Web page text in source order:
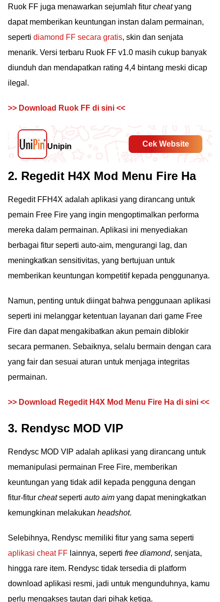
Ruok FF juga menawarkan sejumlah fitur cheatyang
dapat memberikan keuntungan instan dalam permainan,
seperti diamond FF secara gratis, skin dan senjata
menarik. Versi terbaru Ruok FF v1.0 masih cukup banyak
diunduh dan mendapatkan rating 4,4 bintang meski dicap
ilegal.
>> Download Ruok FF di sini <<
Unipin Cek Website
2. Regedit H4X Mod Menu Fire Ha
Regedit FFH4X adalah aplikasi yang dirancang untuk
pemain Free Fire yang ingin mengoptimalkan performa
mereka dalam permainan. Aplikasi ini menyediakan
berbagai fitur seperti auto-aim, mengurangi lag, dan
meningkatkan sensitivitas, yang bertujuan untuk
memberikan keuntungan kompetitif kepada penggunanya.
Namun, penting untuk diingat bahwa penggunaan aplikasi
seperti ini melanggar ketentuan layanan dari game Free
Fire dan dapat mengakibatkan akun pemain diblokir
secara permanen. Sebaiknya, selalu bermain dengan cara
yang fair dan sesuai aturan untuk menjaga integritas
permainan.
>> Download Regedit H4X Mod Menu Fire Ha di sini <<
3. Rendysc MOD VIP
Rendysc MOD VIP adalah aplikasi yang dirancang untuk
memanipulasi permainan Free Fire, memberikan
keuntungan yang tidak adil kepada pengguna dengan
fitur-fitur cheatseperti auto aim yang dapat meningkatkan
kemungkinan melakukan headshot.
Selebihnya, Rendysc memiliki fitur yang sama seperti
aplikasi cheat FF lainnya, seperti free diamond, senjata,
hingga rare item. Rendysc tidak tersedia di platform
download aplikasi resmi, jadi untuk mengunduhnya, kamu
perlu mengakses tautan dari pihak ketiga.